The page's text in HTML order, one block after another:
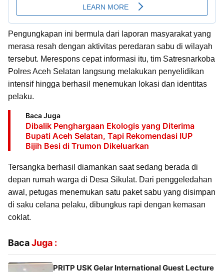
Pengungkapan ini bermula dari laporan masyarakat yang
merasa resah dengan aktivitas peredaran sabu di wilayah
tersebut. Merespons cepat informasi itu, tim Satresnarkoba
Polres Aceh Selatan langsung melakukan penyelidikan
intensif hingga berhasil menemukan lokasi dan identitas
pelaku.
Baca Juga
Dibalik Penghargaan Ekologis yang Diterima
Bupati Aceh Selatan, Tapi Rekomendasi IUP
Bijih Besi di Trumon Dikeluarkan
Tersangka berhasil diamankan saat sedang berada di
depan rumah warga di Desa Sikulat. Dari penggeledahan
awal, petugas menemukan satu paket sabu yang disimpan
di saku celana pelaku, dibungkus rapi dengan kemasan
coklat.
BacaJuga :
PRITP USK Gelar International Guest Lecture